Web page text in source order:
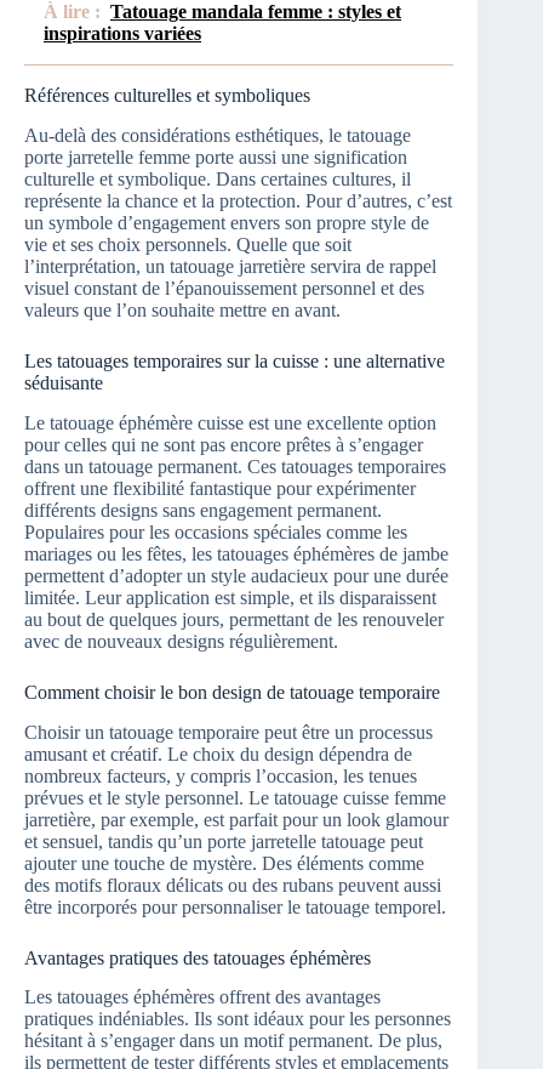
À lire : Tatouage mandala femme : styles et
inspirations variées
Références culturelles et symboliques
Au-delà des considérations esthétiques, le tatouage
porte jarretelle femme porte aussi une signification
culturelle et symbolique. Dans certaines cultures, il
représente la chance et la protection. Pour d’autres, c’est
un symbole d’engagement envers son propre style de
vie et ses choix personnels. Quelle que soit
l’interprétation, un tatouage jarretière servira de rappel
visuel constant de l’épanouissement personnel et des
valeurs que l’on souhaite mettre en avant.
Les tatouages temporaires sur la cuisse : une alternative
séduisante
Le tatouage éphémère cuisse est une excellente option
pour celles qui ne sont pas encore prêtes à s’engager
dans un tatouage permanent. Ces tatouages temporaires
offrent une flexibilité fantastique pour expérimenter
différents designs sans engagement permanent.
Populaires pour les occasions spéciales comme les
mariages ou les fêtes, les tatouages éphémères de jambe
permettent d’adopter un style audacieux pour une durée
limitée. Leur application est simple, et ils disparaissent
au bout de quelques jours, permettant de les renouveler
avec de nouveaux designs régulièrement.
Comment choisir le bon design de tatouage temporaire
Choisir un tatouage temporaire peut être un processus
amusant et créatif. Le choix du design dépendra de
nombreux facteurs, y compris l’occasion, les tenues
prévues et le style personnel. Le tatouage cuisse femme
jarretière, par exemple, est parfait pour un look glamour
et sensuel, tandis qu’un porte jarretelle tatouage peut
ajouter une touche de mystère. Des éléments comme
des motifs floraux délicats ou des rubans peuvent aussi
être incorporés pour personnaliser le tatouage temporel.
Avantages pratiques des tatouages éphémères
Les tatouages éphémères offrent des avantages
pratiques indéniables. Ils sont idéaux pour les personnes
hésitant à s’engager dans un motif permanent. De plus,
ils permettent de tester différents styles et emplacements